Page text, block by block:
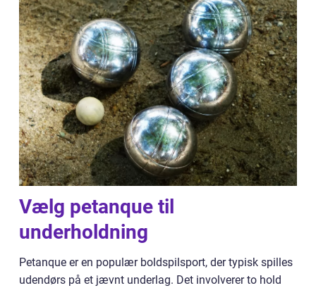
Vælg petanque til
underholdning
Petanque er en populær boldspilsport, der typisk spilles
udendørs på et jævnt underlag. Det involverer to hold